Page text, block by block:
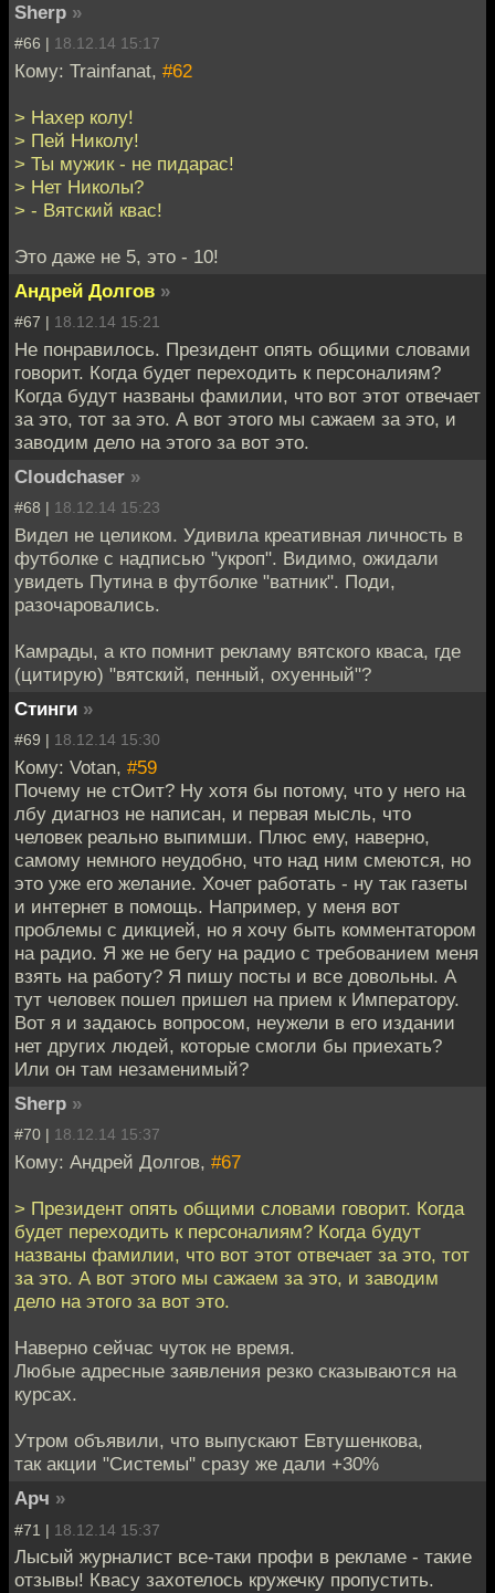
Sherp »
#66 | 18.12.14 15:17
Кому: Trainfanat, #62
> Нахер колу!
> Пей Николу!
> Ты мужик - не пидарас!
> Нет Николы?
> - Вятский квас!
Это даже не 5, это - 10!
Андрей Долгов »
#67 | 18.12.14 15:21
Не понравилось. Президент опять общими словами
говорит. Когда будет переходить к персоналиям?
Когда будут названы фамилии, что вот этот отвечает
за это, тот за это. А вот этого мы сажаем за это, и
заводим дело на этого за вот это.
Cloudchaser »
#68 | 18.12.14 15:23
Видел не целиком. Удивила креативная личность в
футболке с надписью "укроп". Видимо, ожидали
увидеть Путина в футболке "ватник". Поди,
разочаровались.
Камрады, а кто помнит рекламу вятского кваса, где
(цитирую) "вятский, пенный, охуенный"?
Стинги »
#69 | 18.12.14 15:30
Кому: Votan, #59
Почему не стОит? Ну хотя бы потому, что у него на
лбу диагноз не написан, и первая мысль, что
человек реально выпимши. Плюс ему, наверно,
самому немного неудобно, что над ним смеются, но
это уже его желание. Хочет работать - ну так газеты
и интернет в помощь. Например, у меня вот
проблемы с дикцией, но я хочу быть комментатором
на радио. Я же не бегу на радио с требованием меня
взять на работу? Я пишу посты и все довольны. А
тут человек пошел пришел на прием к Императору.
Вот я и задаюсь вопросом, неужели в его издании
нет других людей, которые смогли бы приехать?
Или он там незаменимый?
Sherp »
#70 | 18.12.14 15:37
Кому: Андрей Долгов, #67
> Президент опять общими словами говорит. Когда
будет переходить к персоналиям? Когда будут
названы фамилии, что вот этот отвечает за это, тот
за это. А вот этого мы сажаем за это, и заводим
дело на этого за вот это.
Наверно сейчас чуток не время.
Любые адресные заявления резко сказываются на
курсах.
Утром объявили, что выпускают Евтушенкова,
так акции "Системы" сразу же дали +30%
Арч »
#71 | 18.12.14 15:37
Лысый журналист все-таки профи в рекламе - такие
отзывы! Квасу захотелось кружечку пропустить.